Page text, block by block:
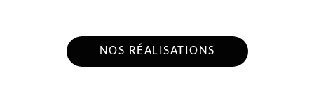
NOS RÉALISATIONS